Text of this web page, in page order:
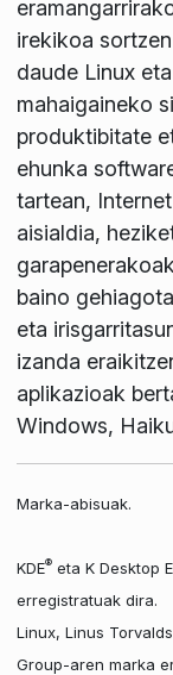
irekikoa
daude Linux
mahaigaineko
produktibitate
ehunka
tartean,
aisialdia,
baino
eta
izanda
aplikazioak
Windows,
Marka-abisuak.
KDE®eta K Desktop
erregistratuak dira.
Linux, Linus
Group-aren marka